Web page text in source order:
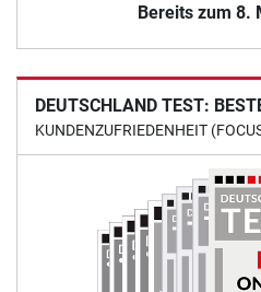
Bereits zum 8.
DEUTSCHLAND TEST:
KUNDENZUFRIEDENHEIT